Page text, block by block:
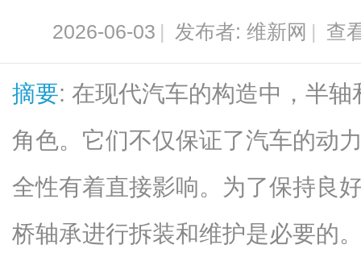
2026-06-03 | 发布者: 维新网 | 查
摘要: 在现代汽车的构造中，半
角色。它们不仅保证了汽车的动
全性有着直接影响。为了保持良
桥轴承进行拆装和维护是必要的